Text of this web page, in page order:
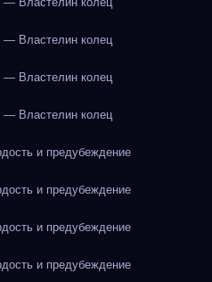
Властелин колец
Властелин колец
Властелин колец
и предубеждение
и предубеждение
и предубеждение
и предубеждение